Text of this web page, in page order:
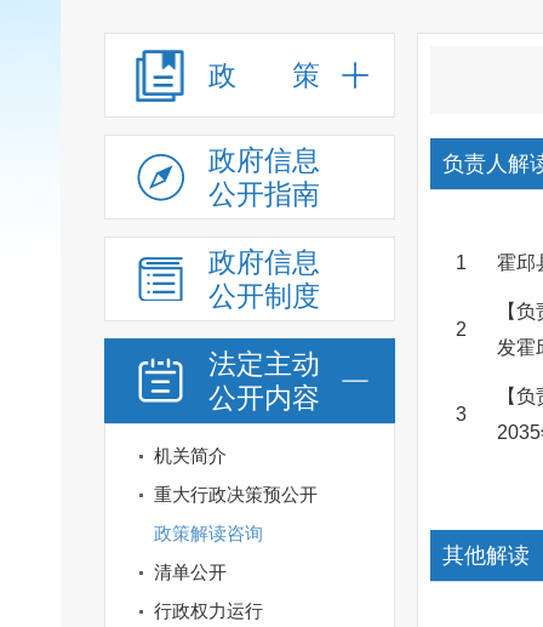
政 策
政府信息
公开指南
政府信息
公开制度
法定主动
公开内容
机关简介
重大行政决策预公开
政策解读咨询
清单公开
行政权力运行
负责人解
1 霍邱
2
【
发霍
3
【
其他解读